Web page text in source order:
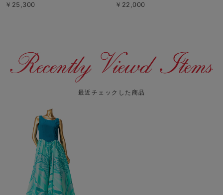
￥25,300 ￥22,000
最近チェックした商品